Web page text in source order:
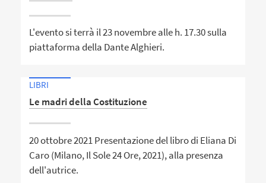
L'evento si terrà il 23 novembre alle h. 17.30 sulla
piattaforma della Dante Alghieri.
LIBRI
Le madri della Costituzione
20 ottobre 2021 Presentazione del libro di Eliana Di
Caro (Milano, Il Sole 24 Ore, 2021), alla presenza
dell'autrice.